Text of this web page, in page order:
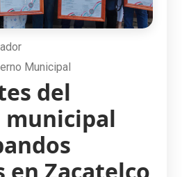
Municipal
del